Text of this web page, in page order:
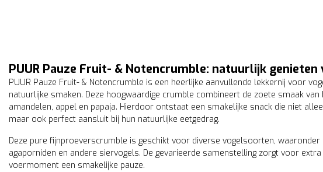
PUUR Pauze Fruit- & Notencrumble: natuurlijk genieten
PUUR Pauze Fruit- & Notencrumble is een heerlijke aanvullende lekkernij voor
natuurlijke smaken. Deze hoogwaardige crumble combineert de zoete smaak
amandelen, appel en papaja. Hierdoor ontstaat een smakelijke snack die niet
maar ook perfect aansluit bij hun natuurlijke eetgedrag.
Deze pure fijnproeverscrumble is geschikt voor diverse vogelsoorten, waaronder
agaporniden en andere siervogels. De gevarieerde samenstelling zorgt voor
voermoment een smakelijke pauze.